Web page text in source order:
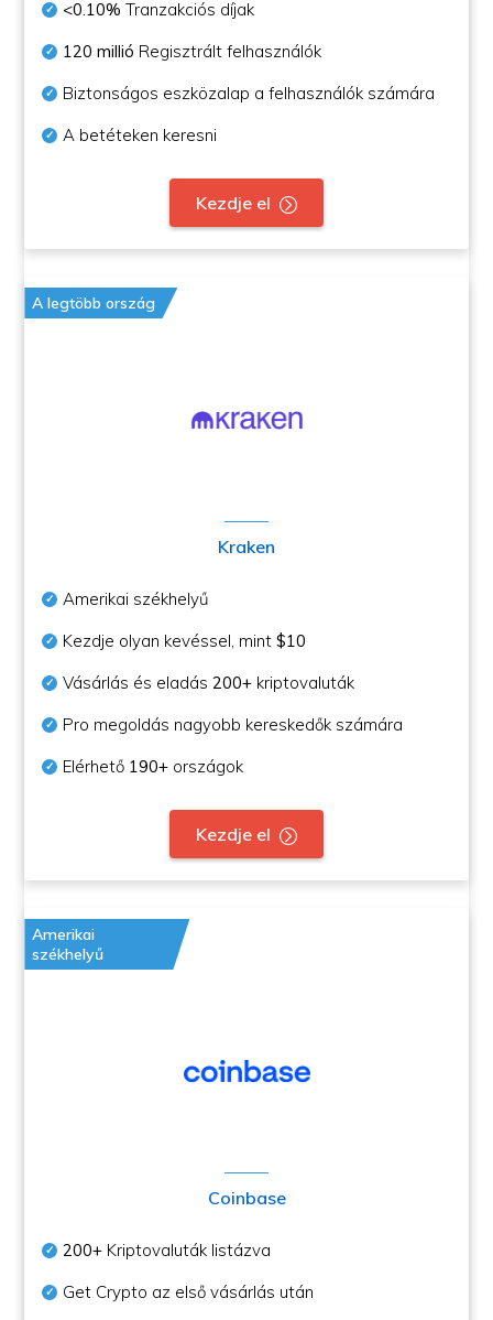
<0.10% Tranzakciós díjak
120 millió Regisztrált felhasználók
Biztonságos eszközalap a felhasználók számára
A betéteken keresni
Kezdje el
A legtöbb ország
Kraken
Amerikai székhelyű
Kezdje olyan kevéssel, mint$10
Vásárlás és eladás200+ kriptovaluták
Pro megoldás nagyobb kereskedők számára
Elérhető 190+ országok
Kezdje el
Amerikai
székhelyű
Coinbase
200+ Kriptovaluták listázva
Get Crypto az első vásárlás után